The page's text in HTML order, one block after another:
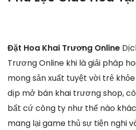
Đặt Hoa Khai Trương Online
Trương Online khi là giải pháp
mong sản xuất tuyệt vời trẻ
dịp mở bán khai trương shop,
bất cứ công ty như thế nào
mang lại game thủ sự tiện nghi